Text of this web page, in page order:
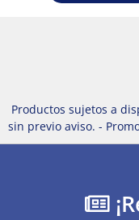
Productos sujetos a
sin previo aviso. -